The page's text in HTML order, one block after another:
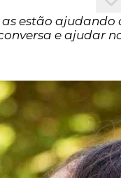
estão
e ajudar